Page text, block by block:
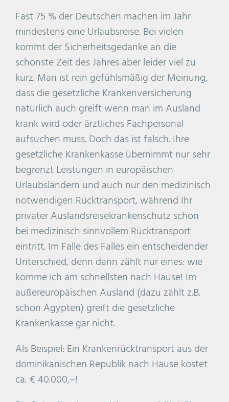
Fast 75 % der Deutschen machen im Jahr
mindestens eine Urlaubsreise. Bei vielen
kommt der Sicherheitsgedanke an die
schönste Zeit des Jahres aber leider viel zu
kurz. Man ist rein gefühlsmäßig der Meinung,
dass die gesetzliche Krankenversicherung
natürlich auch greift wenn man im Ausland
krank wird oder ärztliches Fachpersonal
aufsuchen muss. Doch das ist falsch. Ihre
gesetzliche Krankenkasse übernimmt nur sehr
begrenzt Leistungen in europäischen
Urlaubsländern und auch nur den medizinisch
notwendigen Rücktransport, während Ihr
privater Auslandsreisekrankenschutz schon
bei medizinisch sinnvollem Rücktransport
eintritt. Im Falle des Falles ein entscheidender
Unterschied, denn dann zählt nur eines: wie
komme ich am schnellsten nach Hause! Im
außereuropäischen Ausland (dazu zählt z.B.
schon Ägypten) greift die gesetzliche
Krankenkasse gar nicht.
Als Beispiel: Ein Krankenrücktransport aus der
dominikanischen Republik nach Hause kostet
ca. € 40.000,–!